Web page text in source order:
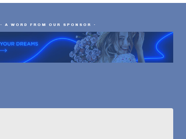
- A WORD FROM OUR SPONSOR -